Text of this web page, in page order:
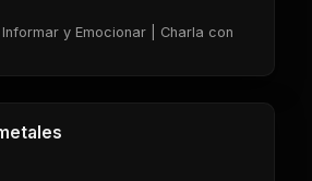
y Emocionar | Charla con
1 Clases